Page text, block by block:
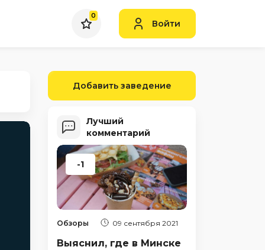
0
Войти
Добавить заведение
Лучший
комментарий
-1
Обзоры 09 сентября 2021
Выяснил, где в Минске